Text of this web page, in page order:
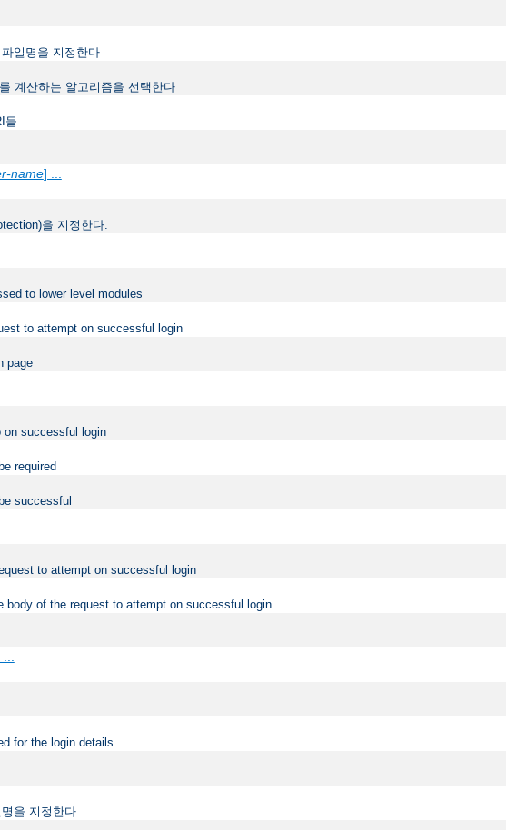
일명을 지정한다
계산하는 알고리즘을 선택한다
들
name] ...
을 지정한다.
to lower level modules
to attempt on successful login
page
on successful login
required
successful
to attempt on successful login
of the request to attempt on successful login
...
for the login details
을 지정한다